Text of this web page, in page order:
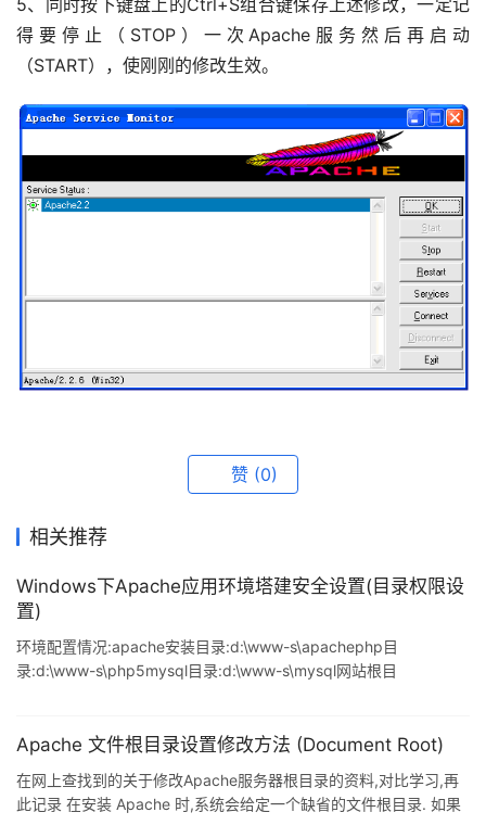
得要停止（STOP）一次Apache服务然后再启动
（START），使刚刚的修改生效。
赞 (0)
相关推荐
Windows下Apache应用环境塔建安全设置(目录权限设
置)
环境配置情况:apache安装目录:d:\www-s\apachephp目
录:d:\www-s\php5mysql目录:d:\www-s\mysql网站根目
境相关的目录权限设置,至于其他基本的服务器目录权限设置就不提
目录权限 Apache所在的根目录(也就是D盘)
Apache 文件根目录设置修改方法 (Document Root)
在网上查找到的关于修改Apache服务器根目录的资料,对比学习,再
此记录 在安装 Apache 时,系统会给定一个缺省的文件根目录. 如果